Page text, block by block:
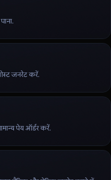
जनरेट करें.
पेय ऑर्डर करें.